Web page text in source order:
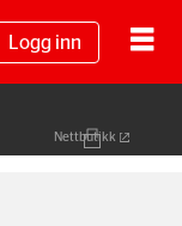
Logg inn
Nettbutikk